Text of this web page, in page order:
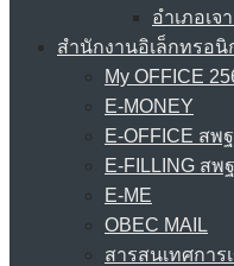
อำเภอเจ
สำนักงานอิเล็กทรอนิ
My OFFICE
E-MONEY
E-OFFICE สพ
E-FILLING สพ
E-ME
OBEC MAIL
สารสนเทศการ